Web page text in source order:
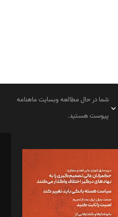
شما در حال مطالعه وبسایت ماهنامه
پیوست هستید.